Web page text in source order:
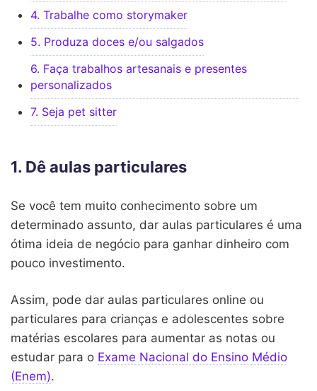
4. Trabalhe como storymaker
5. Produza doces e/ou salgados
6. Faça trabalhos artesanais e presentes
personalizados
7. Seja pet sitter
1. Dê aulas particulares
Se você tem muito conhecimento sobre um
determinado assunto, dar aulas particulares é uma
ótima ideia de negócio para ganhar dinheiro com
pouco investimento.
Assim, pode dar aulas particulares online ou
particulares para crianças e adolescentes sobre
matérias escolares para aumentar as notas ou
estudar para o Exame Nacional do Ensino Médio
(Enem).